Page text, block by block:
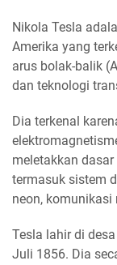
Nikola Tesla
Amerika yang
arus bolak-balik
dan teknologi
Dia terkenal
meletakkan
termasuk sistem
neon, komunikasi
Tesla lahir di
Juli 1856. Dia